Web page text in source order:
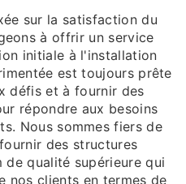
sur la satisfaction du
à offrir un service
initiale à l'installation
est toujours prête
défis et à fournir des
répondre aux besoins
Nous sommes fiers de
des structures
de qualité supérieure qui
nos clients en termes de